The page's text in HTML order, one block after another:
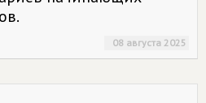
08 августа 2025